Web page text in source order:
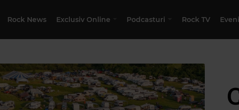
Rock News Exclusiv Online Podcasturi Rock TV